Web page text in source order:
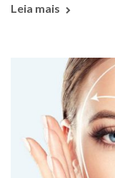
Leia mais